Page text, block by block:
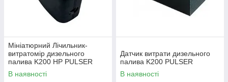
Мініатюрний Лічильник-
витратомір дизельного
палива K200 HP PULSER
В наявності
Датчик витрати дизельного
палива K200 PULSER
В наявності